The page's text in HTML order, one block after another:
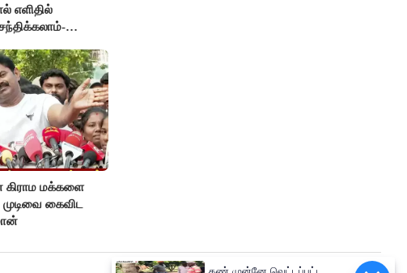
எளிதில்
கிராம மக்களை
கைவிட